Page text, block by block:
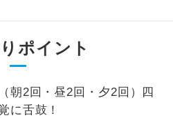
ポイント
朝2回・昼2回・夕2回）四
に舌鼓！
音を気にせず、ガイドさんの説明
くり聞くことができます。
から出発可能な個人型プランで